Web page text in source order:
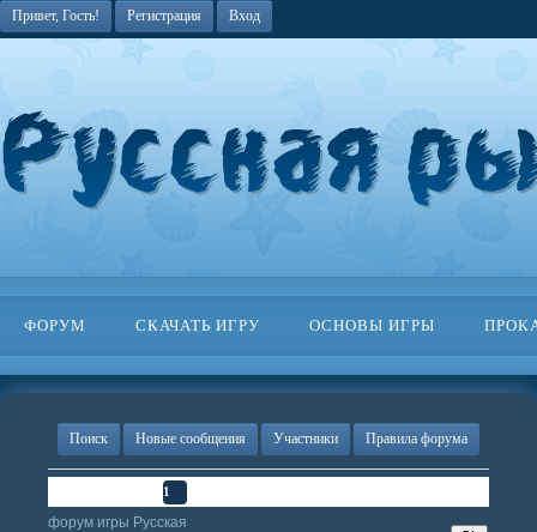
Привет, Гость! Регистрация Вход
ФОРУМ СКАЧАТЬ ИГРУ ОСНОВЫ ИГРЫ
Поиск Новые сообщения Участники Правила форума
1
форум игры Русская